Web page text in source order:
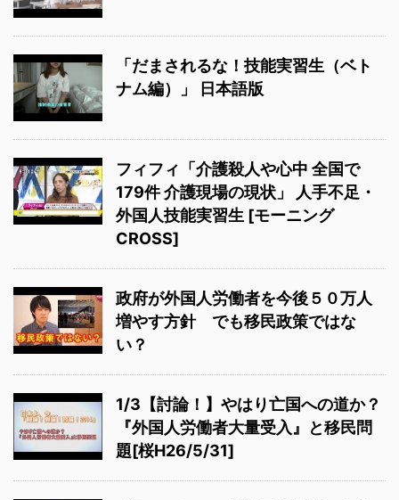
「だまされるな！技能実習生（ベト
ナム編）」 日本語版
フィフィ「介護殺人や心中 全国で
179件 介護現場の現状」 人手不足・
外国人技能実習生 [モーニング
CROSS]
政府が外国人労働者を今後５０万人
増やす方針 でも移民政策ではな
い？
1/3【討論！】やはり亡国への道か？
『外国人労働者大量受入』と移民問
題[桜H26/5/31]